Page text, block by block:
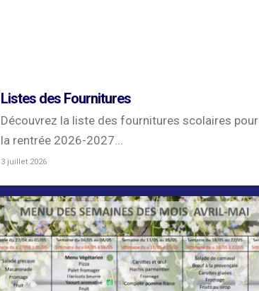
Listes des Fournitures
Découvrez la liste des fournitures scolaires pour
la rentrée 2026-2027...
3 juillet 2026